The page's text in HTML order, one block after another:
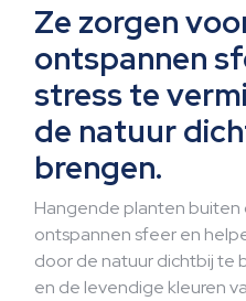
Ze zorgen
ontspannen
stress te
de natuur
brengen.
Hangende planten buiten
ontspannen sfeer en
door de natuur dichtbij te
en de levendige kleuren